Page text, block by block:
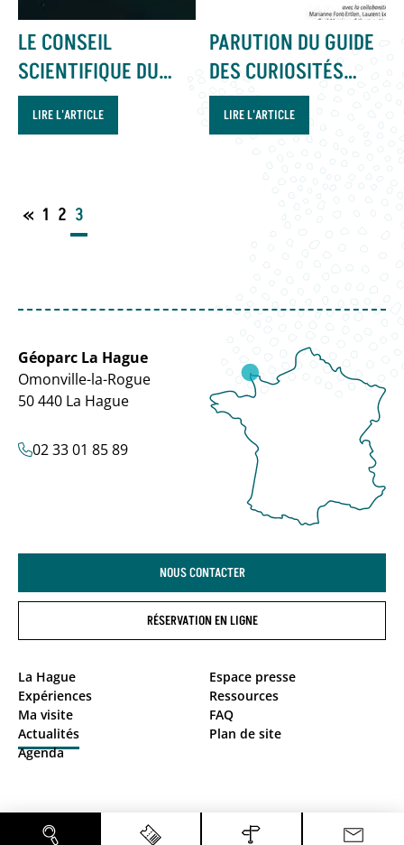
LE CONSEIL
SCIENTIFIQUE DU
GRAND SITE ET
GÉOPARC LA HAGUE
LIRE L'ARTICLE
PARUTION DU GUIDE
DES CURIOSITÉS
GÉOLOGIQUES DE LA
HAGUE
LIRE L'ARTICLE
« 1 2 3
Géoparc La Hague
Omonville-la-Rogue
50 440 La Hague
02 33 01 85 89
La Hague
Expériences
Ma visite
Actualités
Agenda
Espace presse
Ressources
FAQ
Plan de site
NOUS CONTACTER
RÉSERVATION EN LIGNE
Politique de confidentialité Mentions légales